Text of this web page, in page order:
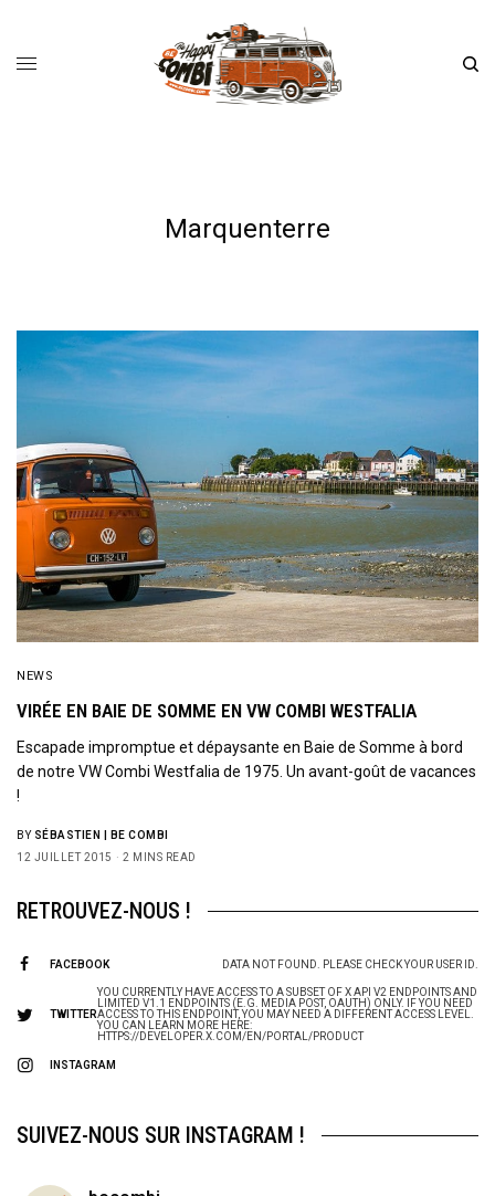
Marquenterre
NEWS
VIRÉE EN BAIE DE SOMME EN VW COMBI WESTFALIA
Escapade impromptue et dépaysante en Baie de Somme à bord
de notre VW Combi Westfalia de 1975. Un avant-goût de vacances
!
BY SÉBASTIEN | BE COMBI
12 JUILLET 2015
2 MINS READ
RETROUVEZ-NOUS !
FACEBOOK DATA NOT FOUND. PLEASE CHECK YOUR USER ID.
TWITTER
YOU CURRENTLY HAVE ACCESS TO A SUBSET OF X API V2 ENDPOINTS AND
LIMITED V1.1 ENDPOINTS (E.G. MEDIA POST, OAUTH) ONLY. IF YOU NEED
ACCESS TO THIS ENDPOINT, YOU MAY NEED A DIFFERENT ACCESS LEVEL.
YOU CAN LEARN MORE HERE:
HTTPS://DEVELOPER.X.COM/EN/PORTAL/PRODUCT
INSTAGRAM
SUIVEZ-NOUS SUR INSTAGRAM !